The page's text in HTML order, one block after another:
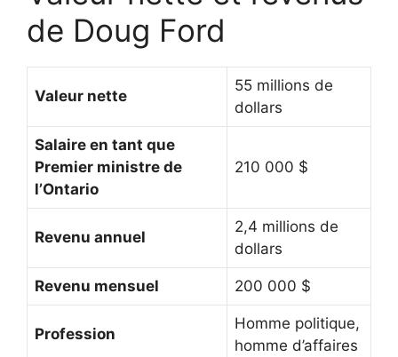
de Doug Ford
Valeur nette
55 millions de
dollars
Salaire en tant que
Premier ministre de
l’Ontario
210 000 $
Revenu annuel
2,4 millions de
dollars
Revenu mensuel 200 000 $
Profession
Homme politique,
homme d’affaires